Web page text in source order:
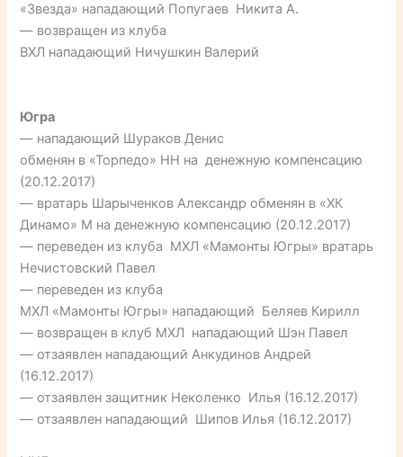
«Звезда» нападающий Попугаев Никита А.
— возвращен из клуба
ВХЛ нападающий Ничушкин Валерий
Югра
— нападающий Шураков Денис
обменян в «Торпедо» НН на денежную компенсацию
(20.12.2017)
— вратарь Шарыченков Александр обменян в «ХК
Динамо» М на денежную компенсацию (20.12.2017)
— переведен из клуба МХЛ «Мамонты Югры» вратарь
Нечистовский Павел
— переведен из клуба
МХЛ «Мамонты Югры» нападающий Беляев Кирилл
— возвращен в клуб МХЛ нападающий Шэн Павел
— отзаявлен нападающий Анкудинов Андрей
(16.12.2017)
— отзаявлен защитник Неколенко Илья (16.12.2017)
— отзаявлен нападающий Шипов Илья (16.12.2017)